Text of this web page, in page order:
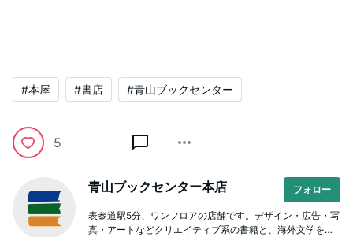
#本屋 #書店 #青山ブックセンター
5
青山ブックセンター本店 フォロー
表参道駅5分、ワンフロアの店舗です。デザイン・広告・写
真・アートなどクリエイティブ系の書籍と、海外文学をは